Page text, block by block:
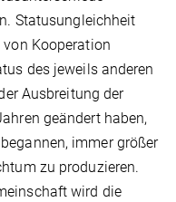
Statusungleichheit
Kooperation
des jeweils anderen
Ausbreitung der
geändert haben,
immer größer
zu produzieren.
wird die